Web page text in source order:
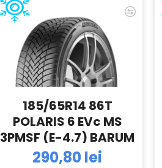
185/65R14 86T
POLARIS 6 EVc MS
3PMSF (E-4.7) BARUM
290,80 lei